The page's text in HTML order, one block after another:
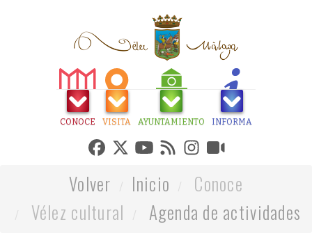
CONOCE VISITA AYUNTAMIENTO INFORMA
Volver Inicio
Conoce
Vélez cultural
Agenda de actividades